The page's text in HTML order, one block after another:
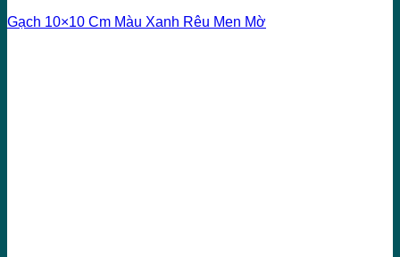
Gạch 10×10 Cm Màu Xanh Rêu Men Mờ